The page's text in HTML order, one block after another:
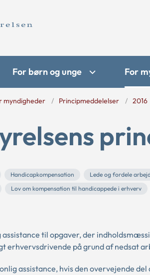
For børn og unge For
myndigheder Principmeddelelser 2016
Handicapkompensation Lede og fordele
Lov om kompensation til handicappede i erhverv
assistance til opgaver, der
erhvervsdrivende på grund af nedsat
assistance, hvis den overvejende